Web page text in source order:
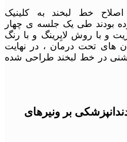
خط لبخند به کلینیک
بودند طی یک جلسه ی چهار
و با روش لایِرینگ و با رنگ
های تحت درمان ، در نهایت
در خط لبخند طراحی شده
بر ونیرهای